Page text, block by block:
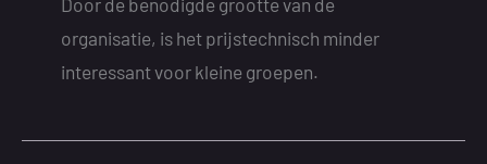
Door de benodigde grootte van de
organisatie, is het prijstechnisch minder
interessant voor kleine groepen.